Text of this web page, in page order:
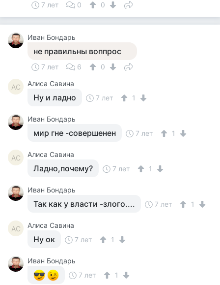
7 лет 0 0
Иван Бондарь
не правильны воппрос
7 лет 6 0
АС Алиса Савина
Ну и ладно 7 лет 1
Иван Бондарь
мир гне -совершенен 7 лет 1
АС Алиса Савина
Ладно,почему? 7 лет 1
Иван Бондарь
Так как у власти -злого.... 7 лет 1
АС Алиса Савина
Ну ок 7 лет 1
Иван Бондарь
7 лет
1